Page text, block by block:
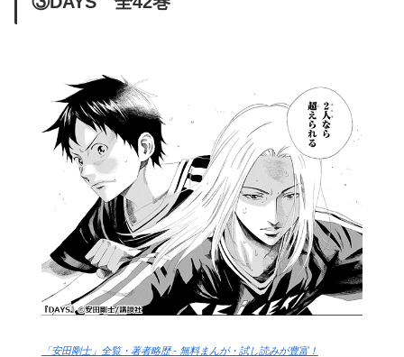
「安田剛士」全覧・著者略歴 - 無料まんが・試し読みが豊富！